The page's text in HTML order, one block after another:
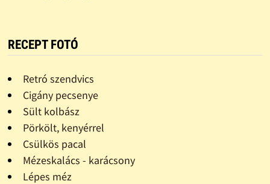
RECEPT FOTÓ
Retró szendvics
Cigány pecsenye
Sült kolbász
Pörkölt, kenyérrel
Csülkös pacal
Mézeskalács - karácsony
Lépes méz